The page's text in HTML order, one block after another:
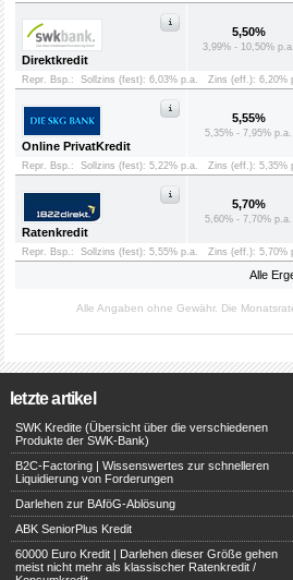
Alle
Direktkredit
5,50%
3,99% - 10,50% p.a.
Repr. Bsp.: Sollzins (fest): 6,03% p.a. Zins (eff.): 6,20%
Online PrivatKredit
5,55%
5,35% - 7,95% p.a.
Repr. Bsp.: Sollzins (fest): 5,22% p.a. Zins (eff.): 5,35%
Ratenkredit
5,70%
5,60% - 7,70% p.a.
Repr. Bsp.: Sollzins (fest): 5,55% p.a. Zins (eff.): 5,70%
Alle Angaben ohne Gewähr. Die
letzte artikel
SWK Kredite (Übersicht über die verschiedenen
Produkte der SWK-Bank)
B2C-Factoring | Wissenswertes zur schnelleren
Liquidierung von Forderungen
Darlehen zur BAföG-Ablösung
ABK SeniorPlus Kredit
60000 Euro Kredit | Darlehen dieser Größe gehen
meist nicht mehr als klassischer Ratenkredit /